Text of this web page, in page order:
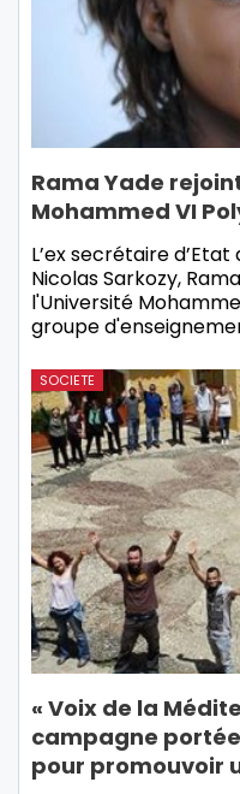
Rama Yade
Mohammed VI
L’ex secrétaire
Nicolas Sarkozy,
l'Université
groupe
SOCIETE
« Voix de la
campagne
pour promouvoir